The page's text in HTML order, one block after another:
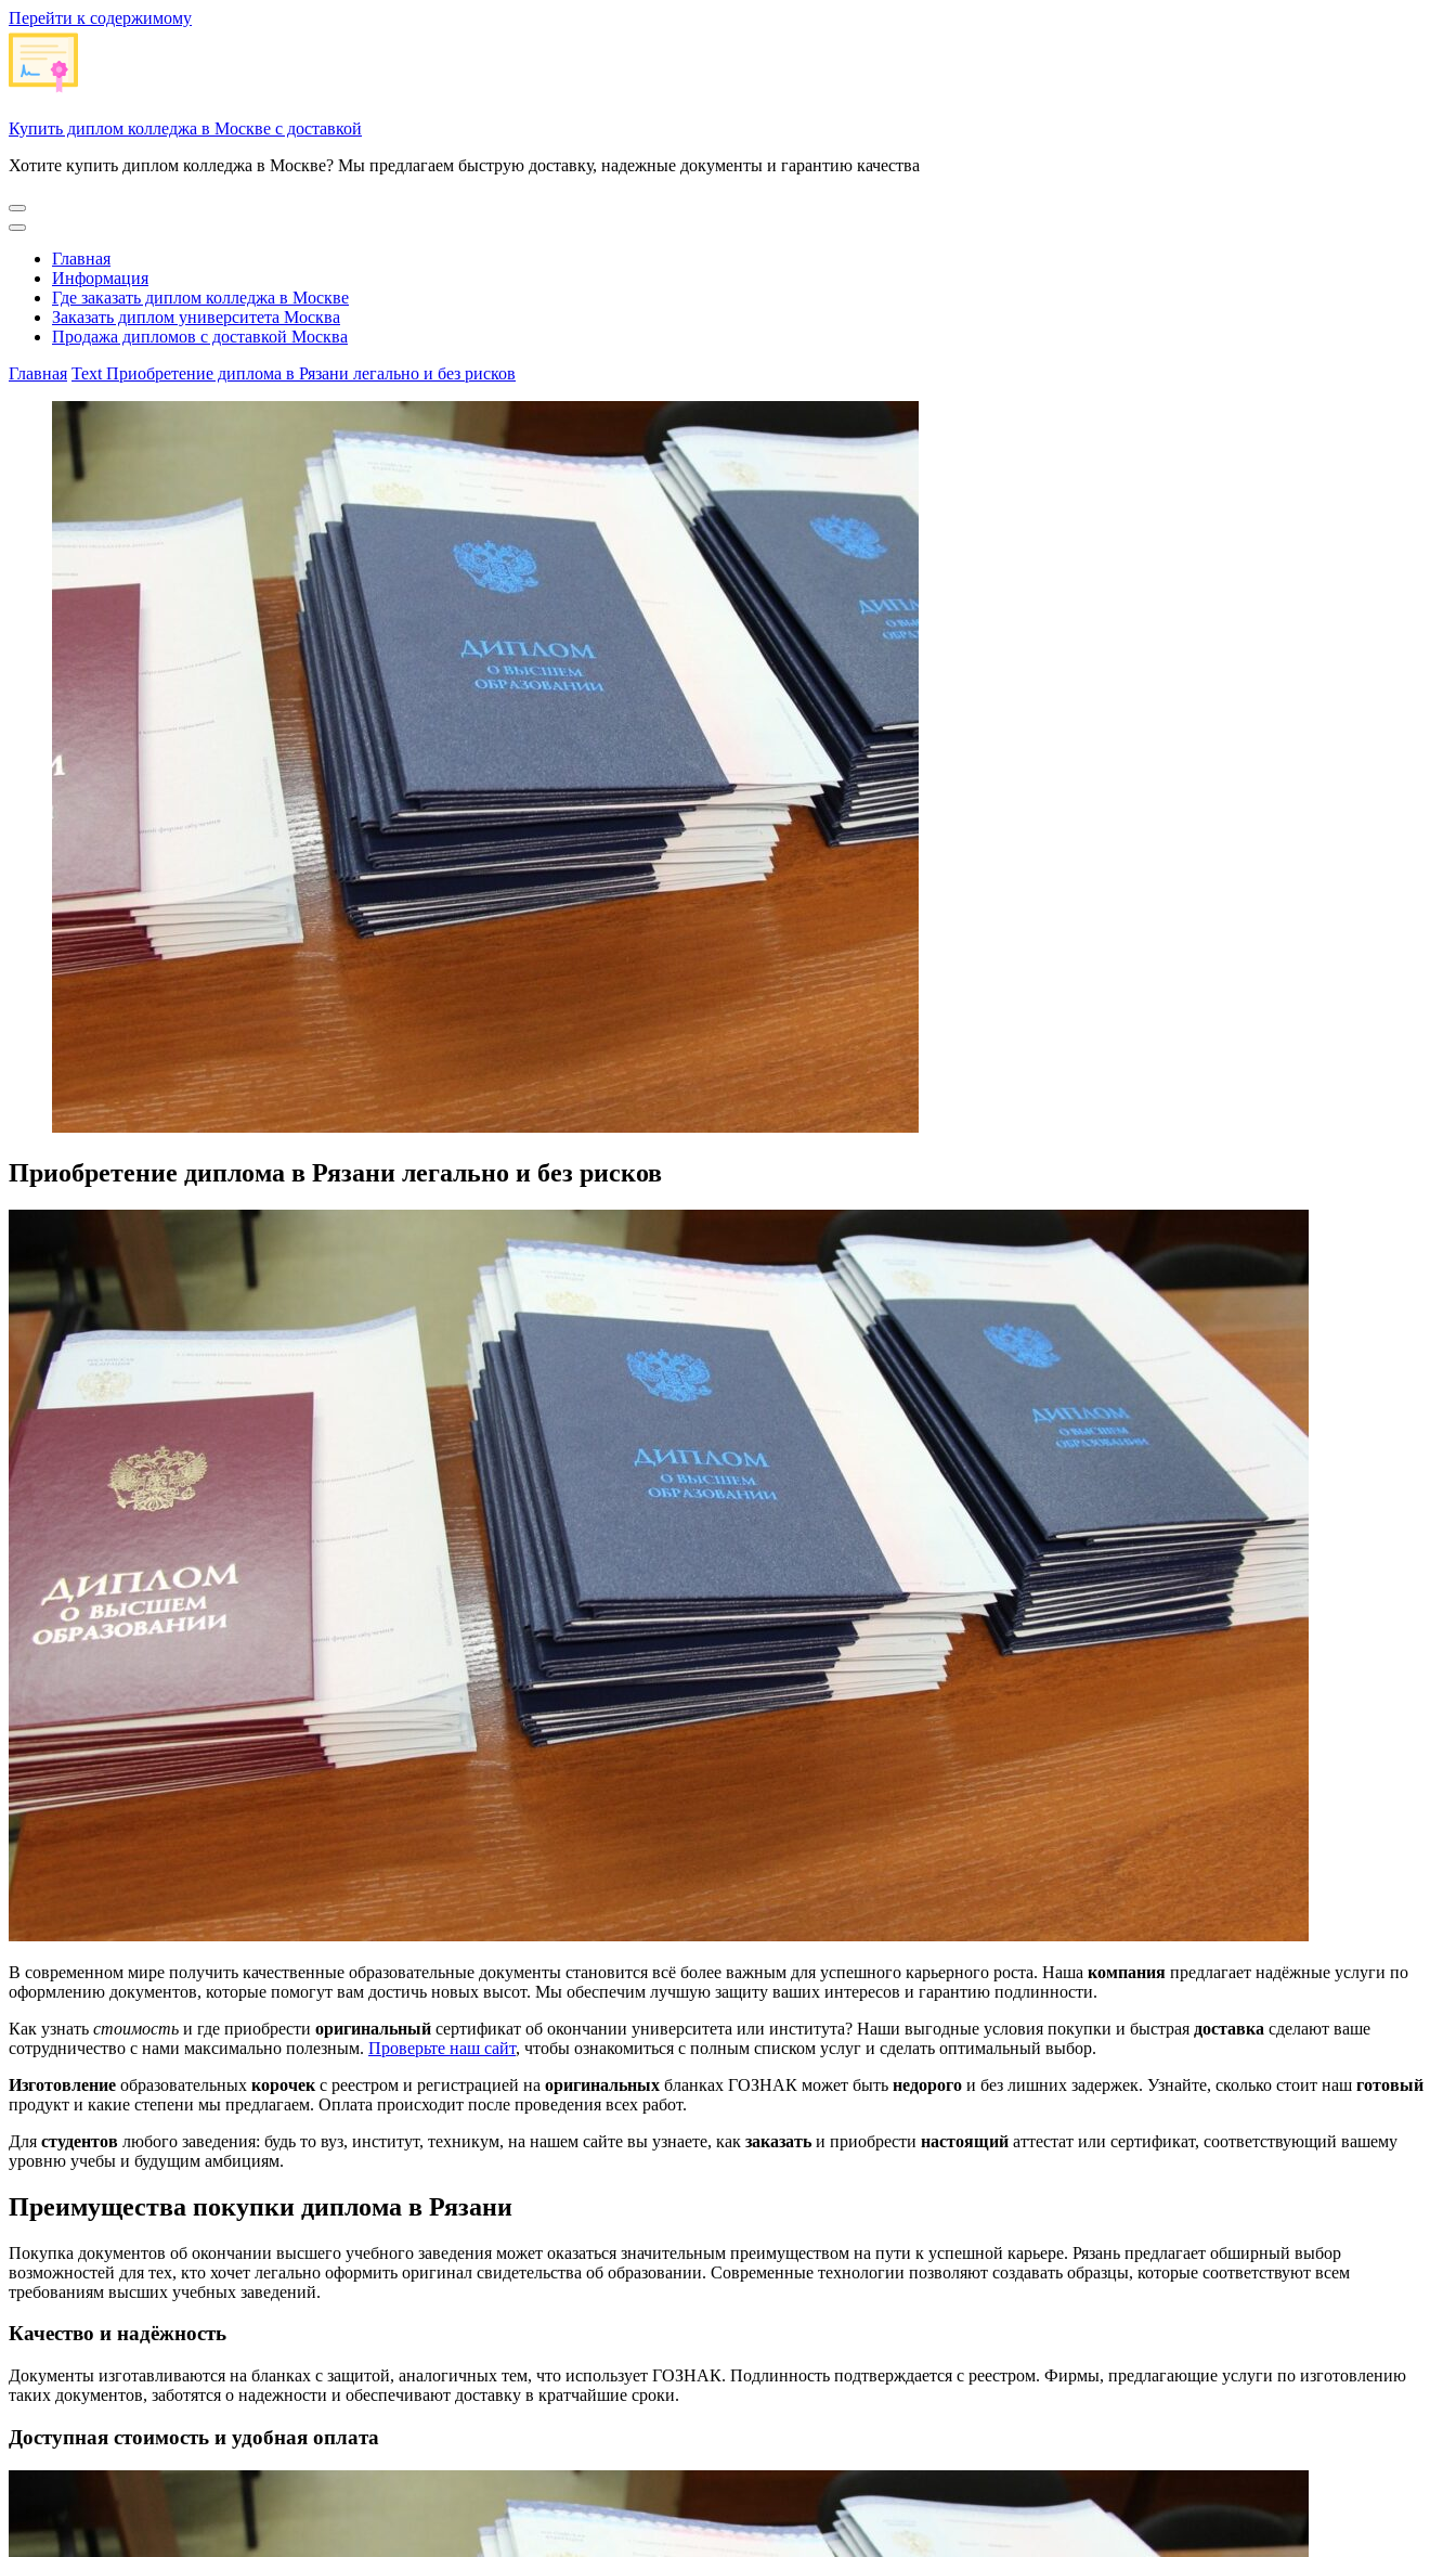
Перейти к содержимому
Купить диплом колледжа в Москве с доставкой
Хотите купить диплом колледжа в Москве? Мы предлагаем быструю доставку, надежные документы и гарантию качества
Главная
Информация
Где заказать диплом колледжа в Москве
Заказать диплом университета Москва
Продажа дипломов с доставкой Москва
Главная Text Приобретение диплома в Рязани легально и без рисков
Приобретение диплома в Рязани легально и без рисков
В современном мире получить качественные образовательные документы становится всё более важным для успешного карьерного роста. Наша компания предлагает надёжные услуги по
оформлению документов, которые помогут вам достичь новых высот. Мы обеспечим лучшую защиту ваших интересов и гарантию подлинности.
Как узнать стоимость и где приобрести оригинальный сертификат об окончании университета или института? Наши выгодные условия покупки и быстрая доставка сделают ваше
сотрудничество с нами максимально полезным. Проверьте наш сайт, чтобы ознакомиться с полным списком услуг и сделать оптимальный выбор.
Изготовление образовательных корочек с реестром и регистрацией на оригинальных бланках ГОЗНАК может быть недорого и без лишних задержек. Узнайте, сколько стоит наш готовый
продукт и какие степени мы предлагаем. Оплата происходит после проведения всех работ.
Для студентов любого заведения: будь то вуз, институт, техникум, на нашем сайте вы узнаете, как заказать и приобрести настоящий аттестат или сертификат, соответствующий вашему
уровню учебы и будущим амбициям.
Преимущества покупки диплома в Рязани
Покупка документов об окончании высшего учебного заведения может оказаться значительным преимуществом на пути к успешной карьере. Рязань предлагает обширный выбор
возможностей для тех, кто хочет легально оформить оригинал свидетельства об образовании. Современные технологии позволяют создавать образцы, которые соответствуют всем
требованиям высших учебных заведений.
Качество и надёжность
Документы изготавливаются на бланках с защитой, аналогичных тем, что использует ГОЗНАК. Подлинность подтверждается с реестром. Фирмы, предлагающие услуги по изготовлению
таких документов, заботятся о надежности и обеспечивают доставку в кратчайшие сроки.
Доступная стоимость и удобная оплата